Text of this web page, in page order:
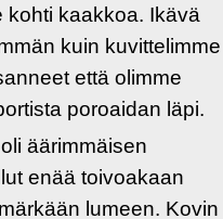
kohti kaakkoa. Ikävä
kuin kuvittelimme
että olimme
poroaidan läpi.
äärimmäisen
enää toivoakaan
lumeen. Kovin